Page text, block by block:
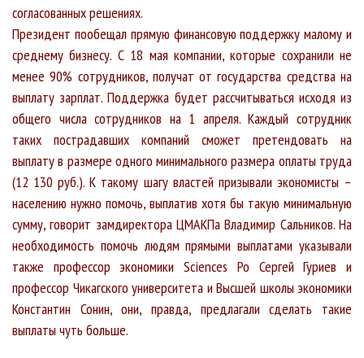
согласованных решениях.
Президент пообещал прямую финансовую поддержку малому и
среднему бизнесу. С 18 мая компании, которые сохранили не
менее 90% сотрудников, получат от государства средства на
выплату зарплат. Поддержка будет рассчитываться исходя из
общего числа сотрудников на 1 апреля. Каждый сотрудник
таких пострадавших компаний сможет претендовать на
выплату в размере одного минимального размера оплаты труда
(12 130 руб.). К такому шагу властей призывали экономисты –
населению нужно помочь, выплатив хотя бы такую минимальную
сумму, говорит замдиректора ЦМАКПа Владимир Сальников. На
необходимость помочь людям прямыми выплатами указывали
также профессор экономики Sciences Po Сергей Гуриев и
профессор Чикагского университета и Высшей школы экономики
Константин Сонин, они, правда, предлагали сделать такие
выплаты чуть больше.